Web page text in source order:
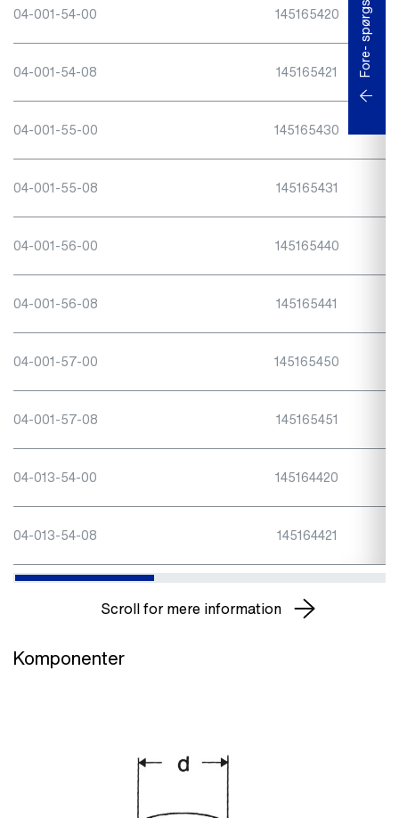
04-001-54-00 145165420
04-001-54-08 145165421
04-001-55-00 145165430
04-001-55-08 145165431
04-001-56-00 145165440
04-001-56-08 145165441
04-001-57-00 145165450
04-001-57-08 145165451
04-013-54-00 145164420
04-013-54-08 145164421
Fore- spørgsel
Scroll for mere information
Komponenter